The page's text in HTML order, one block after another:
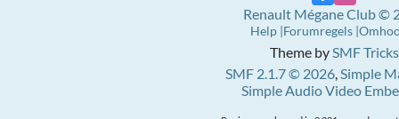
Theme bySMF Tricks
SMF 2.1.7 © 2026,Simple
Simple Audio Video
Renault Mégane Club ©
Help Forumregels